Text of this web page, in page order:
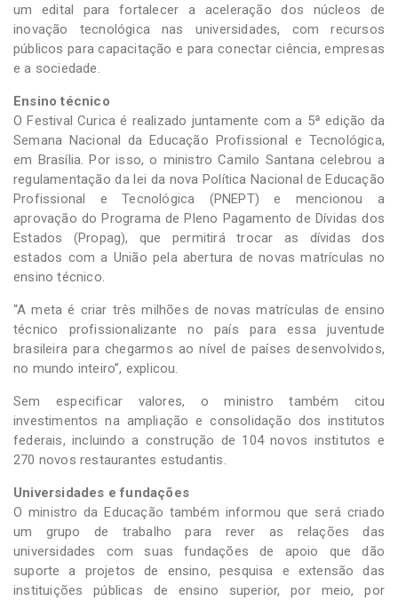
um edital para fortalecer a aceleração dos núcleos de
inovação tecnológica nas universidades, com recursos
públicos para capacitação e para conectar ciência, empresas
e a sociedade.
Ensino técnico
O Festival Curica é realizado juntamente com a 5ª edição da
Semana Nacional da Educação Profissional e Tecnológica,
em Brasília. Por isso, o ministro Camilo Santana celebrou a
regulamentação da lei da nova Política Nacional de Educação
Profissional e Tecnológica (PNEPT) e mencionou a
aprovação do Programa de Pleno Pagamento de Dívidas dos
Estados (Propag), que permitirá trocar as dívidas dos
estados com a União pela abertura de novas matrículas no
ensino técnico.
“A meta é criar três milhões de novas matrículas de ensino
técnico profissionalizante no país para essa juventude
brasileira para chegarmos ao nível de países desenvolvidos,
no mundo inteiro”, explicou.
Sem especificar valores, o ministro também citou
investimentos na ampliação e consolidação dos institutos
federais, incluindo a construção de 104 novos institutos e
270 novos restaurantes estudantis.
Universidades e fundações
O ministro da Educação também informou que será criado
um grupo de trabalho para rever as relações das
universidades com suas fundações de apoio que dão
suporte a projetos de ensino, pesquisa e extensão das
instituições públicas de ensino superior, por meio, por